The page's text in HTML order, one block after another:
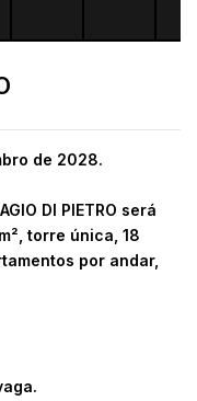
de 2028.
DI PIETRO será
torre única, 18
por andar,